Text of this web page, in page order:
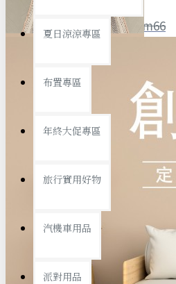
聯絡我們 ID : @ym66
優惠活動 最新活動
旅行收納
汽機車用品
查看更多
夏日涼涼專區
布置專區
年終大促專區
旅行實用好物
汽機車用品
派對用品